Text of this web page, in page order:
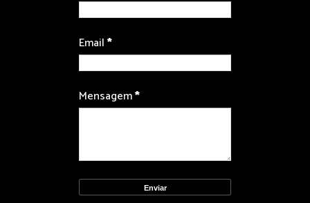
Email*
Mensagem*